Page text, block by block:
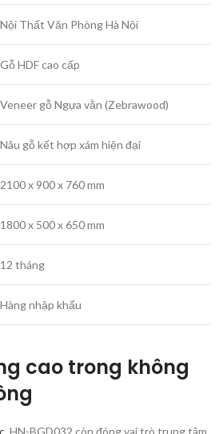
Nội Thất Văn Phòng Hà Nội
Gỗ HDF cao cấp
Veneer gỗ Ngựa vằn (Zebrawood)
Nâu gỗ kết hợp xám hiện đại
2100 x 900 x 760 mm
1800 x 500 x 650 mm
12 tháng
Hàng nhập khẩu
cao trong không